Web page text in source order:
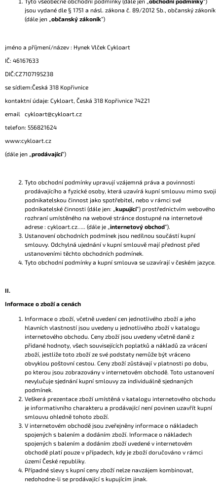
jsou vydané dle § 1751 a násl. zákona č. 89/2012 Sb., občanský zákoník
(dále jen „občanský zákoník“)
jméno a příjmení/název : Hynek Vlček Cykloart
IČ: 46167633
DIČ:CZ7107195238
se sídlem:Česká 318 Kopřivnice
kontaktní údaje: Cykloart, Česká 318 Kopřivnice 74221
email cykloart@cykloart.cz
telefon: 556821624
www:cykloart.cz
(dále jen „prodávající“)
Tyto obchodní podmínky upravují vzájemná práva a povinnosti
prodávajícího a fyzické osoby, která uzavírá kupní smlouvu mimo svoji
podnikatelskou činnost jako spotřebitel, nebo v rámci své
podnikatelské činnosti (dále jen: „kupující“) prostřednictvím webového
rozhraní umístěného na webové stránce dostupné na internetové
adrese : cykloart.cz….. (dále je „internetový obchod“).
Ustanovení obchodních podmínek jsou nedílnou součástí kupní
smlouvy. Odchylná ujednání v kupní smlouvě mají přednost před
ustanoveními těchto obchodních podmínek.
Tyto obchodní podmínky a kupní smlouva se uzavírají v českém jazyce.
II.
Informace o zboží a cenách
Informace o zboží, včetně uvedení cen jednotlivého zboží a jeho
hlavních vlastností jsou uvedeny u jednotlivého zboží v katalogu
internetového obchodu. Ceny zboží jsou uvedeny včetně daně z
přidané hodnoty, všech souvisejících poplatků a nákladů za vrácení
zboží, jestliže toto zboží ze své podstaty nemůže být vráceno
obvyklou poštovní cestou. Ceny zboží zůstávají v platnosti po dobu,
po kterou jsou zobrazovány v internetovém obchodě. Toto ustanovení
nevylučuje sjednání kupní smlouvy za individuálně sjednaných
podmínek.
Veškerá prezentace zboží umístěná v katalogu internetového obchodu
je informativního charakteru a prodávající není povinen uzavřít kupní
smlouvu ohledně tohoto zboží.
V internetovém obchodě jsou zveřejněny informace o nákladech
spojených s balením a dodáním zboží. Informace o nákladech
spojených s balením a dodáním zboží uvedené v internetovém
obchodě platí pouze v případech, kdy je zboží doručováno v rámci
území České republiky.
Případné slevy s kupní ceny zboží nelze navzájem kombinovat,
nedohodne-li se prodávající s kupujícím jinak.
T
?
HLEDAT
D